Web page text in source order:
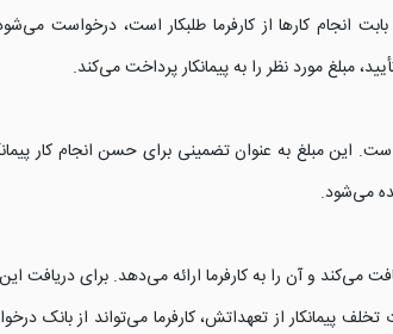
انجام کارها از کارفرما طلبکار است، درخواست
مبلغ مورد نظر را به پیمانکار پرداخت می‌کند.
توسط کارفرما است. این مبلغ به عنوان تضمینی برای حسن انجام کار
می‌شود.
مبلغ اولیه پیمان از بانک دریافت می‌کند و آن را به کارفرما ارائه می‌دهد. برای
پیمانکار از تعهداتش، کارفرما می‌تواند از بانک